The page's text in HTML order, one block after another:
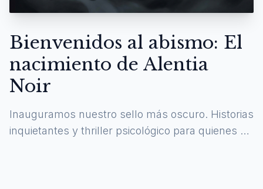
Bienvenidos al abismo: El
nacimiento de Alentia
Noir
Inauguramos nuestro sello más oscuro. Historias
inquietantes y thriller psicológico para quienes se